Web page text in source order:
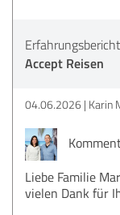
Accept Reisen
04.06.2026 Karin
Liebe Familie
vielen Dank für